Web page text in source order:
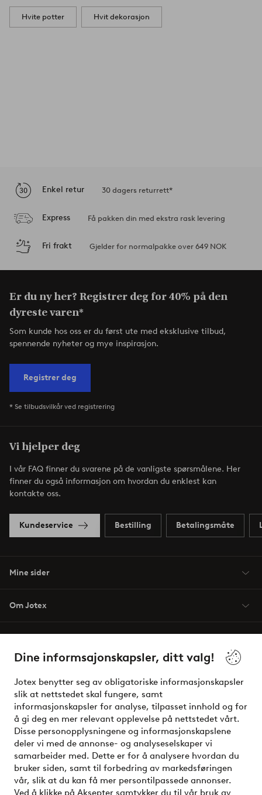
Dine informsajonskapsler, ditt valg!
Jotex benytter seg av obligatoriske informasjonskapsler
slik at nettstedet skal fungere, samt
informasjonskapsler for analyse, tilpasset innhold og for
å gi deg en mer relevant opplevelse på nettstedet vårt.
Disse personopplysningene og informasjonskapslene
deler vi med de annonse- og analyseselskaper vi
samarbeider med. Dette er for å analysere hvordan du
bruker siden, samt til forbedring av markedsføringen
vår, slik at du kan få mer persontilpassede annonser.
Ved å klikke på Aksepter samtykker du til vår bruk av
Hvite potter Hvit dekorasjon
Enkel retur 30 dagers returrett*
Express Få pakken din med ekstra rask levering
Fri frakt Gjelder for normalpakke over 649 NOK
Er du ny her? Registrer deg for 40% på den
dyreste varen*
Som kunde hos oss er du først ute med eksklusive tilbud,
spennende nyheter og mye inspirasjon.
Registrer deg
* Se tilbudsvilkår ved registrering
Vi hjelper deg
I vår FAQ finner du svarene på de vanligste spørsmålene. Her
finner du også informasjon om hvordan du enklest kan
kontakte oss.
Kundeservice Bestilling Betalingsmåte
Mine sider
Om Jotex
Venner
Sikre betalinger - Betal direkte eller del opp
Vil du vite mer om våre betalingsalternativer?
elpy